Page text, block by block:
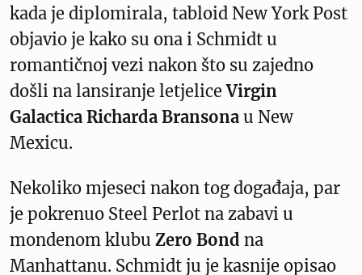
kada je diplomirala, tabloid New York Post
objavio je kako su ona i Schmidt u
romantičnoj vezi nakon što su zajedno
došli na lansiranje letjeliceVirgin
Galactica Richarda Bransona u New
Mexicu.
Nekoliko mjeseci nakon tog događaja, par
je pokrenuo Steel Perlot na zabavi u
mondenom klubu Zero Bond na
Manhattanu. Schmidt ju je kasnije opisao